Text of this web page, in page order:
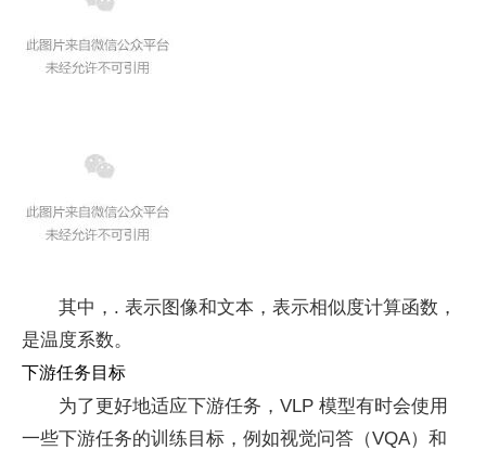
其中， . 表示图像和文本， 表示相似度计算函数，
是温度系数。
下游任务目标
为了更好地适应下游任务，VLP 模型有时会使用
一些下游任务的训练目标，例如视觉问答（VQA）和